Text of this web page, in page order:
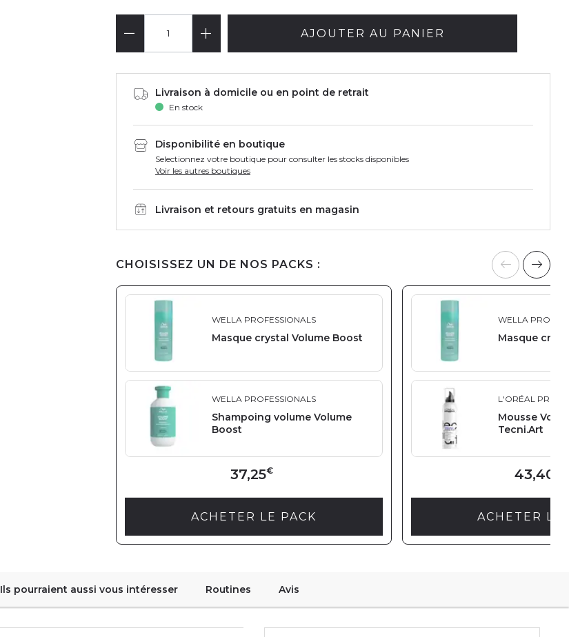
AJOUTER AU PANIER
Livraison à domicile ou en point de retrait
En stock
Disponibilité en boutique
Selectionnez votre boutique pour consulter les stocks disponibles
Voir les autres boutiques
Livraison et retours gratuits en magasin
CHOISISSEZ UN DE NOS PACKS :
WELLA PROFESSIONALS
Masque crystal Volume Boost
WELLA PROFESSIONALS
Shampoing volume Volume
Boost
37,25€
ACHETER LE PACK
WELLA
Masque
L'ORÉAL
Mousse
Tecni.Art
43,40
ACHETER LE
Ils pourraient aussi vous intéresser Routines Avis